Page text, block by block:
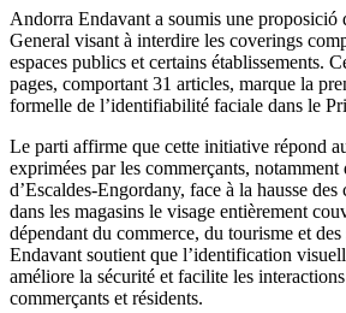
Andorra Endavant a soumis une proposició
General visant à interdire les coverings
espaces publics et certains établissements.
pages, comportant 31 articles, marque la
formelle de l’identifiabilité faciale dans le
Le parti affirme que cette initiative répond
exprimées par les commerçants, notamment
d’Escaldes-Engordany, face à la hausse des
dans les magasins le visage entièrement
dépendant du commerce, du tourisme et
Endavant soutient que l’identification
améliore la sécurité et facilite les
commerçants et résidents.